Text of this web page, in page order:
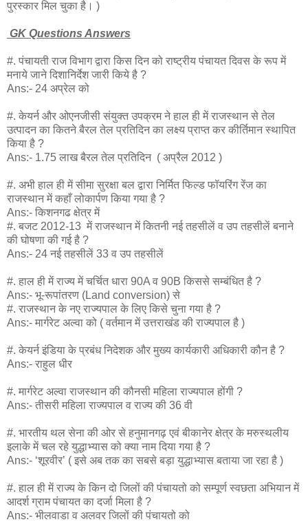
पुरस्कार मिल चुका है। )
GK Questions Answers
#. पंचायती राज विभाग द्वारा किस दिन को राष्ट्रीय पंचायत दिवस के रूप में
मनाये जाने दिशानिर्देश जारी किये है ?
Ans:- 24 अप्रेल को
#. केयर्न और ओएनजीसी संयुक्त उपक्रम ने हाल ही में राजस्थान से तेल
उत्पादन का कितने बैरल तेल प्रतिदिन का लक्ष्य प्राप्त कर कीर्तिमान स्थापित
किया है ?
Ans:- 1.75 लाख बैरल तेल प्रतिदिन ( अप्रैल 2012 )
#. अभी हाल ही में सीमा सुरक्षा बल द्वारा निर्मित फिल्ड फॉयरिंग रेंज का
राजस्थान में कहाँ लोकार्पण किया गया है ?
Ans:- किशनगढ क्षेत्र में
#. बजट 2012-13 में राजस्थान में कितनी नई तहसीलें व उप तहसीलें बनाने
की घोषणा की गई है ?
Ans:- 24 नई तहसीलें 33 व उप तहसीलें
#. हाल ही में राज्य में चर्चित धारा 90A व 90B किससे सम्बंधित है ?
Ans:- भू-रूपांतरण (Land conversion) से
#. राजस्थान के नए राज्यपाल के लिए किसे चुना गया है ?
Ans:- मार्गरेट अल्वा को ( वर्तमान में उत्तराखंड की राज्यपाल है )
#. केयर्न इंडिया के प्रबंध निदेशक और मुख्य कार्यकारी अधिकारी कौन है ?
Ans:- राहुल धीर
#. मार्गरेट अल्वा राजस्थान की कौनसी महिला राज्यपाल होंगी ?
Ans:- तीसरी महिला राज्यपाल व राज्य की 36 वी
#. भारतीय थल सेना की ओर से हनुमानगढ़ एवं बीकानेर क्षेत्र के मरुस्थलीय
इलाके में चल रहे युद्धाभ्यास को क्या नाम दिया गया है ?
Ans:- ‘शूरवीर’ ( इसे अब तक का सबसे बड़ा युद्धाभ्यास बताया जा रहा है )
#. हाल ही में राज्य के किन दो जिलों की पंचायतो को सम्पूर्ण स्वछता अभियान में
आदर्श ग्राम पंचायत का दर्जा मिला है ?
Ans:- भीलवाडा व अलवर जिलों की पंचायतो को